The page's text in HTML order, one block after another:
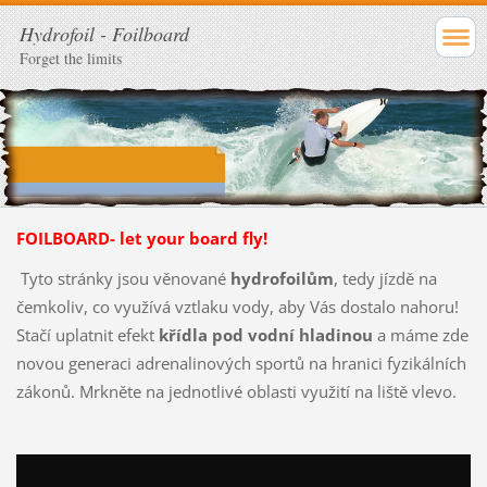
Hydrofoil - Foilboard
Forget the limits
FOILBOARD- let your board fly!
Tyto stránky jsou věnované hydrofoilům, tedy jízdě na
čemkoliv, co využívá vztlaku vody, aby Vás dostalo nahoru!
Stačí uplatnit efekt křídla pod vodní hladinou a máme zde
novou generaci adrenalinových sportů na hranici fyzikálních
zákonů. Mrkněte na jednotlivé oblasti využití na liště vlevo.